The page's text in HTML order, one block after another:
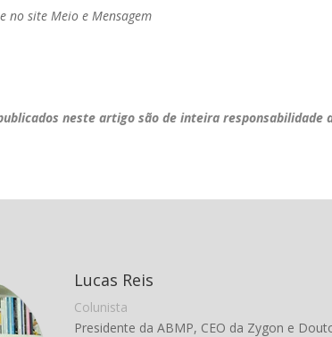
no site Meio e Mensagem
neste artigo são de inteira responsabilidade
Lucas Reis
Colunista
Presidente da ABMP, CEO da Zygon e